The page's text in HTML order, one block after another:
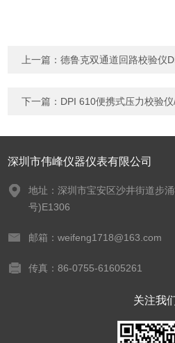
上一篇：德鲁克双通道回路校验仪
下一篇： DPI 610便携式压力校验
深圳市伟峰仪器仪表有限公司
地址：深圳市宝安区沙井街道步
号)E1306
邮箱：weifeng1718@163.com
传真：86-0755-61605261
关注我